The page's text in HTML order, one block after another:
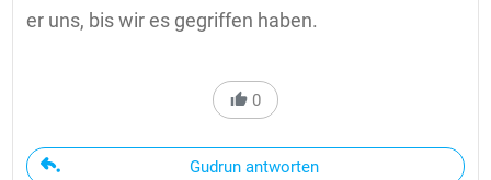
er uns, bis wir es gegriffen haben.
0
Gudrun antworten